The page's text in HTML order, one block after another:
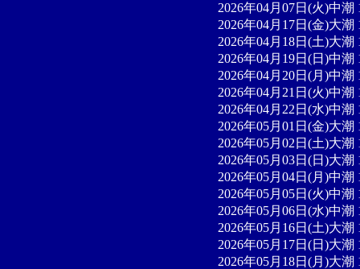
2026年04月07日(火)中潮
2026年04月17日(金)大潮
2026年04月18日(土)大潮
2026年04月19日(日)中潮
2026年04月20日(月)中潮
2026年04月21日(火)中潮
2026年04月22日(水)中潮
2026年05月01日(金)大潮
2026年05月02日(土)大潮
2026年05月03日(日)大潮
2026年05月04日(月)中潮
2026年05月05日(火)中潮
2026年05月06日(水)中潮
2026年05月16日(土)大潮
2026年05月17日(日)大潮
2026年05月18日(月)大潮